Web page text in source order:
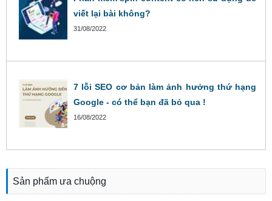
viết lại bài không?
31/08/2022
7 lỗi SEO cơ bản làm ảnh hưởng thứ hạng
Google - có thể bạn đã bỏ qua !
16/08/2022
Sản phẩm ưa chuộng